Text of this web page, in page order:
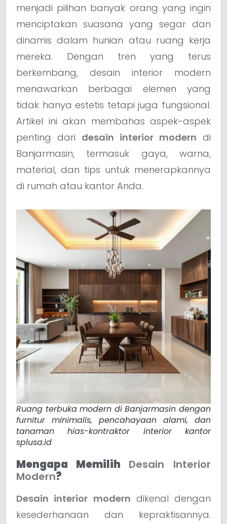
menjadi pilihan banyak orang yang ingin
menciptakan suasana yang segar dan
dinamis dalam hunian atau ruang kerja
mereka. Dengan tren yang terus
berkembang, desain interior modern
menawarkan berbagai elemen yang
tidak hanya estetis tetapi juga fungsional.
Artikel ini akan membahas aspek-aspek
penting dari desain interior modern di
Banjarmasin, termasuk gaya, warna,
material, dan tips untuk menerapkannya
di rumah atau kantor Anda.
Ruang terbuka modern di Banjarmasin dengan
furnitur minimalis, pencahayaan alami, dan
tanaman hias-kontraktor interior kantor
splusa.id
Mengapa Memilih Desain Interior
Modern?
Desain interior modern dikenal dengan
kesederhanaan dan kepraktisannya.